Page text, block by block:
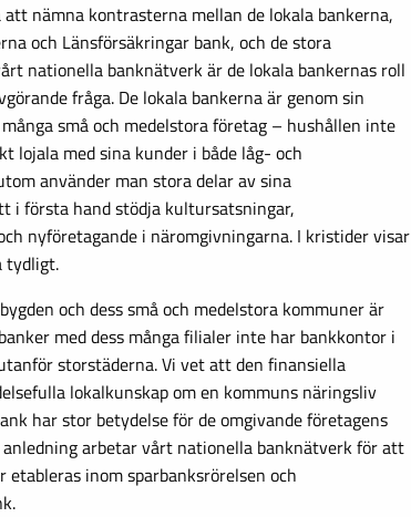
nämna kontrasterna mellan de lokala bankerna,
och Länsförsäkringar bank, och de stora
nationella banknätverk är de lokala bankernas roll
fråga. De lokala bankerna är genom sin
små och medelstora företag – hushållen inte
lojala med sina kunder i både låg- och
använder man stora delar av sina
i första hand stödja kultursatsningar,
nyföretagande i näromgivningarna. I kristider visar
tydligt.
och dess små och medelstora kommuner är
med dess många filialer inte har bankkontor i
storstäderna. Vi vet att den finansiella
lokalkunskap om en kommuns näringsliv
har stor betydelse för de omgivande företagens
arbetar vårt nationella banknätverk för att
inom sparbanksrörelsen och